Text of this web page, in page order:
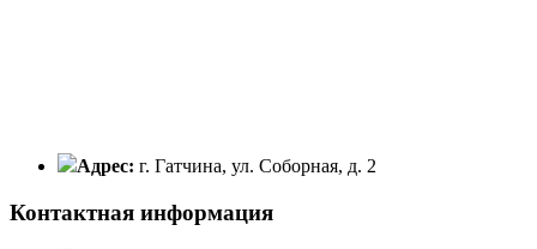
Адрес: г. Гатчина, ул. Соборная, д. 2
Контактная информация